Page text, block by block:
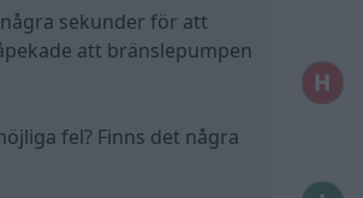
sekunder för att
att bränslepumpen
fel? Finns det några